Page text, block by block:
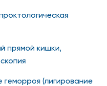
прямой кишки,
(лигирование